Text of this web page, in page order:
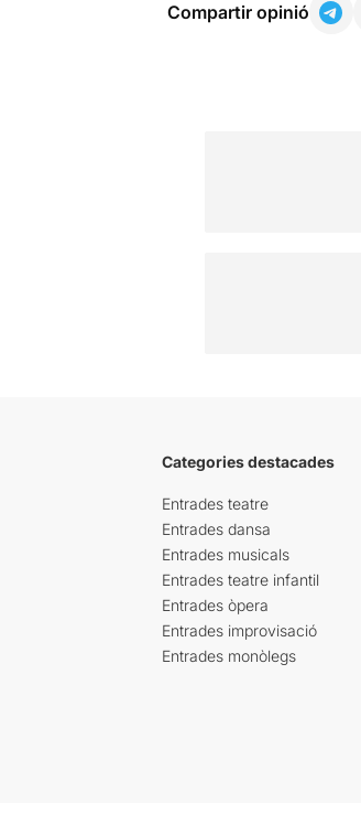
Compartir opinió
Categories destacades
Entrades teatre
Entrades dansa
Entrades musicals
Entrades teatre infantil
Entrades òpera
Entrades improvisació
Entrades monòlegs